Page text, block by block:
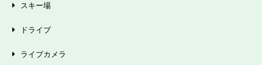
スキー場
ドライブ
ライブカメラ